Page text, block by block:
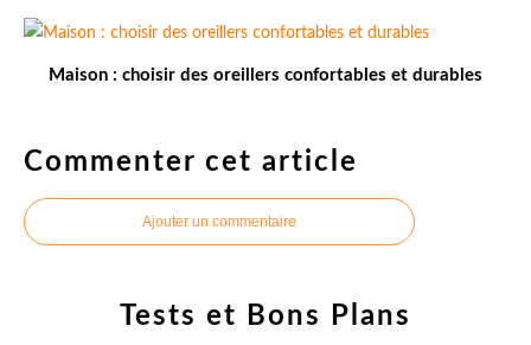
Maison : choisir des oreillers confortables et durables
Commenter cet article
Ajouter un commentaire
Tests et Bons Plans